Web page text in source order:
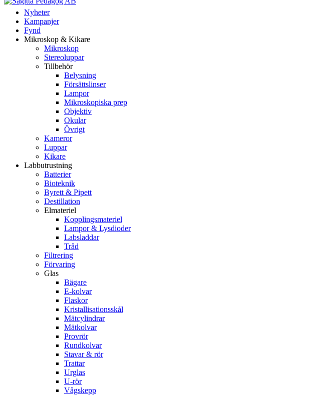
Nyheter
Kampanjer
Fynd
Mikroskop & Kikare
Mikroskop
Stereoluppar
Tillbehör
Belysning
Försättslinser
Lampor
Mikroskopiska prep
Objektiv
Okular
Övrigt
Kameror
Luppar
Kikare
Labbutrustning
Batterier
Bioteknik
Byrett & Pipett
Destillation
Elmateriel
Kopplingsmateriel
Lampor & Lysdioder
Labsladdar
Tråd
Filtrering
Förvaring
Glas
Bägare
E-kolvar
Flaskor
Kristallisationsskål
Mätcylindrar
Mätkolvar
Provrör
Rundkolvar
Stavar & rör
Trattar
Urglas
U-rör
Vågskepp